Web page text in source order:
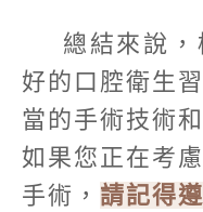
總結來說
好的口腔衛生
當的手術技術
如果您正在考
手術， 請記得